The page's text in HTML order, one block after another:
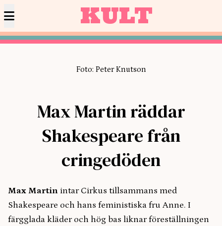
KULT
Foto: Peter Knutson
Max Martin räddar
Shakespeare från
cringedöden
Max Martin intar Cirkus tillsammans med
Shakespeare och hans feministiska fru Anne. I
färgglada kläder och hög bas liknar föreställningen